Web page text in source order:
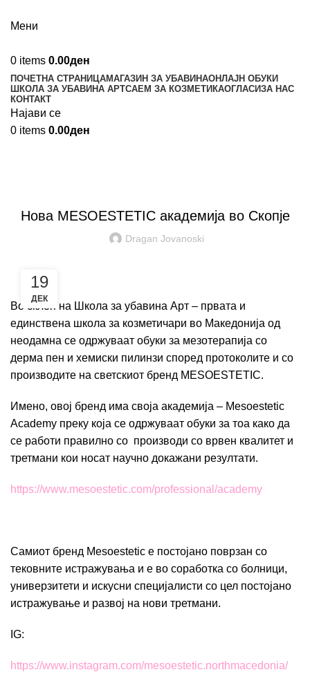
Мени
0 items 0.00ден
ПОЧЕТНА СТРАНИЦАМАГАЗИН ЗА УБАВИНАОНЛАЈН ОБУКИ
ШКОЛА ЗА УБАВИНА АРТСАЕМ ЗА КОЗМЕТИКАОГЛАСИЗА НАС
КОНТАКТ
Најави се
0 items 0.00ден
Нова MESOESTETIC академија во Скопје
Dragan Jovanoski
19
ДЕК
Во склоп на Школа за убавина Арт – првата и
единствена школа за козметичари во Македонија од
неодамна се одржуваат обуки за мезотерапија со
дерма пен и хемиски пилинзи според протоколите и со
производите на светскиот бренд MESOESTETIC.
Имено, овој бренд има своја академија – Mesoestetic
Academy преку која се одржуваат обуки за тоа како да
се работи правилно со производи со врвен квалитет и
третмани кои носат научно докажани резултати.
https://www.mesoestetic.com/professional/academy
Самиот бренд Mesoestetic е постојано поврзан со
тековните истражувања и е во соработка со болници,
универзитети и искусни специјалисти со цел постојано
истражување и развој на нови третмани.
IG:
https://www.instagram.com/mesoestetic.northmacedonia/